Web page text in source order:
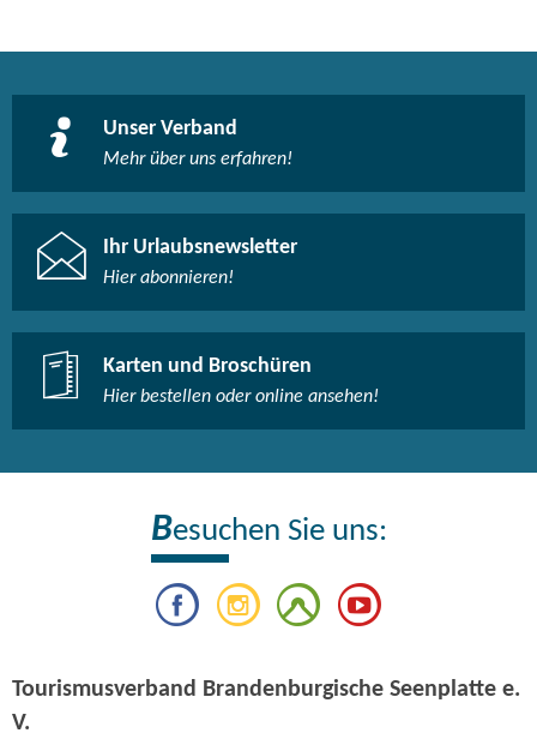
Unser Verband
Mehr über uns erfahren!
Ihr Urlaubsnewsletter
Hier abonnieren!
Karten und Broschüren
Hier bestellen oder online ansehen!
Besuchen Sie uns:
Tourismusverband Brandenburgische Seenplatte e.
V.